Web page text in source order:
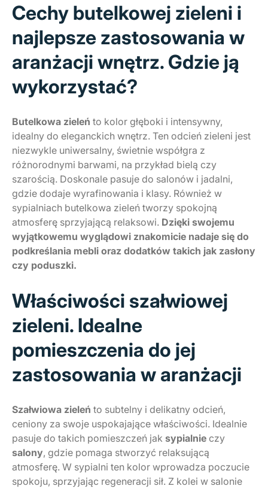
Cechy butelkowej zieleni i
najlepsze zastosowania w
aranżacji wnętrz. Gdzie ją
wykorzystać?
Butelkowa zieleń to kolor głęboki i intensywny,
idealny do eleganckich wnętrz. Ten odcień zieleni jest
niezwykle uniwersalny, świetnie współgra z
różnorodnymi barwami, na przykład bielą czy
szarością. Doskonale pasuje do salonów i jadalni,
gdzie dodaje wyrafinowania i klasy. Również w
sypialniach butelkowa zieleń tworzy spokojną
atmosferę sprzyjającą relaksowi. Dzięki swojemu
wyjątkowemu wyglądowi znakomicie nadaje się do
podkreślania mebli oraz dodatków takich jak zasłony
czy poduszki.
Właściwości szałwiowej
zieleni. Idealne
pomieszczenia do jej
zastosowania w aranżacji
Szałwiowa zieleń to subtelny i delikatny odcień,
ceniony za swoje uspokajające właściwości. Idealnie
pasuje do takich pomieszczeń jak sypialnie czy
salony, gdzie pomaga stworzyć relaksującą
atmosferę. W sypialni ten kolor wprowadza poczucie
spokoju, sprzyjając regeneracji sił. Z kolei w salonie